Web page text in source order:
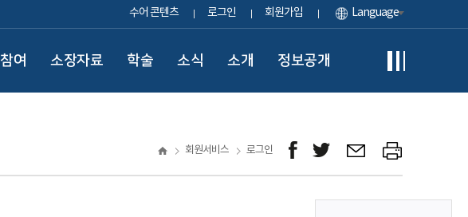
수어 콘텐츠 로그인 회원가입 Language
참여 소장자료 학술 소식 소개 정보공개
회원서비스 로그인